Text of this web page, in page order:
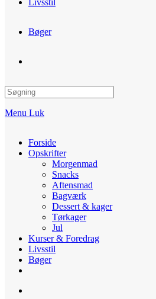
Livsstil
Bøger
website
search
Menu Luk
Forside
Opskrifter
Morgenmad
Snacks
Aftensmad
Bagværk
Dessert & kager
Tørkager
Jul
Kurser & Foredrag
Livsstil
Bøger